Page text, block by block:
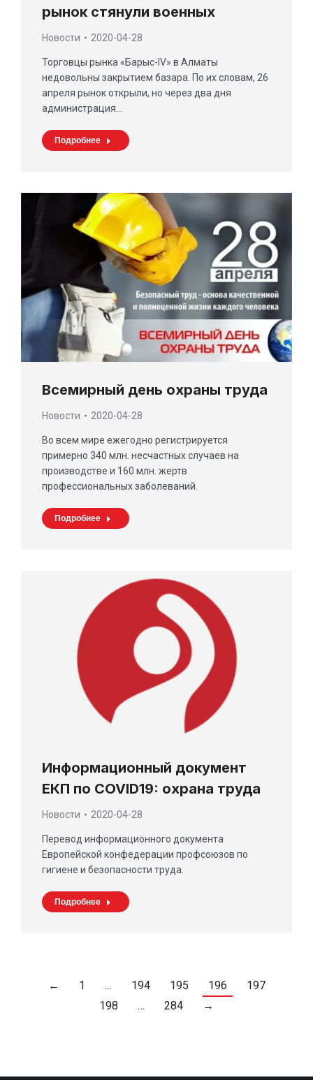
рынок стянули военных
Новости 2020-04-28
Торговцы рынка «Барыс-ІV» в Алматы
недовольны закрытием базара. По их словам, 26
апреля рынок открыли, но через два дня
администрация…
Подробнее
Всемирный день охраны труда
Новости 2020-04-28
Во всем мире ежегодно регистрируется
примерно 340 млн. несчастных случаев на
производстве и 160 млн. жертв
профессиональных заболеваний.
Подробнее
Информационный документ
ЕКП по COVID19: охрана труда
Новости 2020-04-28
Перевод информационного документа
Европейской конфедерации профсоюзов по
гигиене и безопасности труда.
Подробнее
← 1 … 194 195 196
197
198
… 284 →